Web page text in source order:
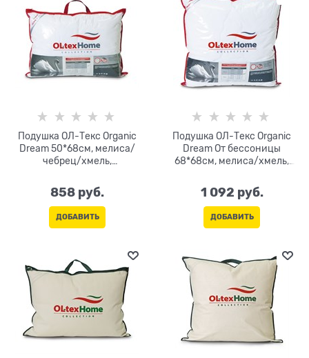
Подушка ОЛ-Текс Organic
Dream 50*68см, мелиса/
чебрец/хмель,
жаккард
858 руб.
ДОБАВИТЬ
Подушка ОЛ-Текс Organic
Dream От бессоницы
68*68см, мелиса/хмель,
жаккард
1 092 руб.
ДОБАВИТЬ